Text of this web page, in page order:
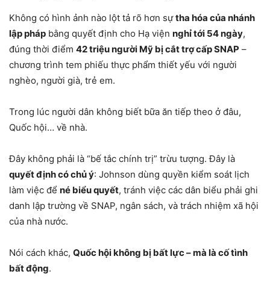
Không có hình ảnh nào lột tả rõ hơn sựtha hóa của nhánh
lập pháp bằng quyết định cho Hạ viện nghỉ tới 54 ngày,
đúng thời điểm 42 triệu người Mỹ bị cắt trợ cấp SNAP –
chương trình tem phiếu thực phẩm thiết yếu với người
nghèo, người già, trẻ em.
Trong lúc người dân không biết bữa ăn tiếp theo ở đâu,
Quốc hội… về nhà.
Đây không phải là “bế tắc chính trị” trừu tượng. Đây là
quyết định có chủ ý: Johnson dùng quyền kiểm soát lịch
làm việc để né biểu quyết, tránh việc các dân biểu phải ghi
danh lập trường về SNAP, ngân sách, và trách nhiệm xã hội
của nhà nước.
Nói cách khác, Quốc hội không bị bất lực – mà là cố tình
bất động.